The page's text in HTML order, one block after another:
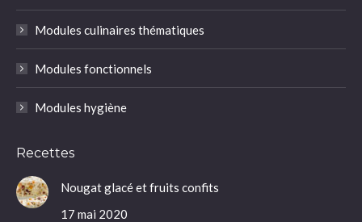
Modules culinaires thématiques
Modules fonctionnels
Modules hygiène
Recettes
Nougat glacé et fruits confits
17 mai 2020